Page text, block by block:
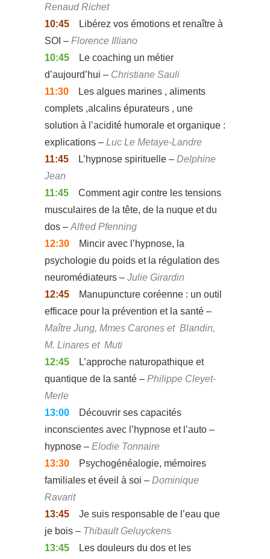
Renaud Richet
10:45
Libérez vos émotions et renaître à
SOI – Florence Illiano
10:45
Le coaching un métier
d’aujourd’hui – Christiane Sauli
11:30
Les algues marines , aliments
complets ,alcalins épurateurs , une
solution à l’acidité humorale et organique :
explications – Luc Le Metaye-Landre
11:45
L’hypnose spirituelle – Delphine
Jean
11:45
Comment agir contre les tensions
musculaires de la tête, de la nuque et du
dos – Alfred Pfenning
12:30
Mincir avec l’hypnose, la
psychologie du poids et la régulation des
neuromédiateurs – Julie Girardin
12:45
Manupuncture coréenne : un outil
efficace pour la prévention et la santé –
Maître Jung, Mmes Carones et Blandin,
M. Linares et Muti
12:45
L’approche naturopathique et
quantique de la santé – Philippe Cleyet-
Merle
13:00
Découvrir ses capacités
inconscientes avec l’hypnose et l’auto –
hypnose – Elodie Tonnaire
13:30
Psychogénéalogie, mémoires
familiales et éveil à soi – Dominique
Ravarit
13:45
Je suis responsable de l’eau que
je bois – Thibault Geluyckens
13:45
Les douleurs du dos et les